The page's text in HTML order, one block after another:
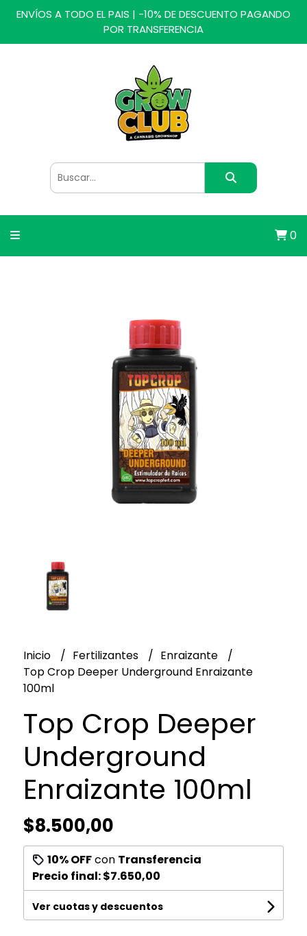
ENVÍOS A TODO EL PAIS | -10% DE DESCUENTO PAGANDO
POR TRANSFERENCIA
0
Inicio Fertilizantes
Enraizante
Top Crop Deeper Underground Enraizante
100ml
Top Crop Deeper
Underground
Enraizante 100ml
$8.500,00
10% OFFcon Transferencia
Precio final:$7.650,00
Ver cuotas y descuentos